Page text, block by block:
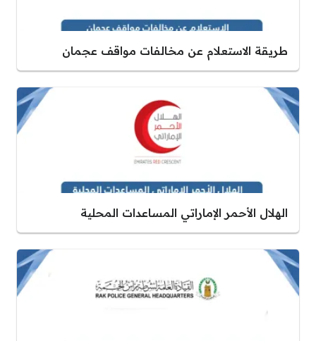
طريقة الاستعلام عن مخالفات مواقف عجمان
الهلال الأحمر الإماراتي المساعدات المحلية